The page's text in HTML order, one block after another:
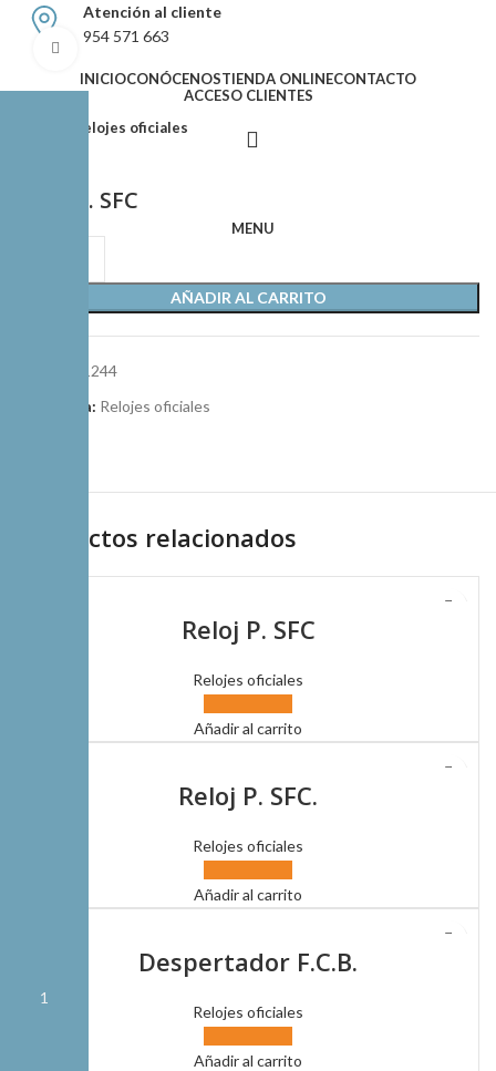
Atención al cliente
954 571 663
ACCESO CLIENTES
MENU
INICIOCONÓCENOSTIENDA ONLINECONTACTO
Relojes oficiales
Reloj P. SFC
AÑADIR AL CARRITO
4301244
Categoría: Relojes oficiales
Productos relacionados
Reloj P. SFC
Relojes oficiales
Añadir al carrito
Reloj P. SFC.
Relojes oficiales
Añadir al carrito
Despertador F.C.B.
Relojes oficiales
Añadir al carrito